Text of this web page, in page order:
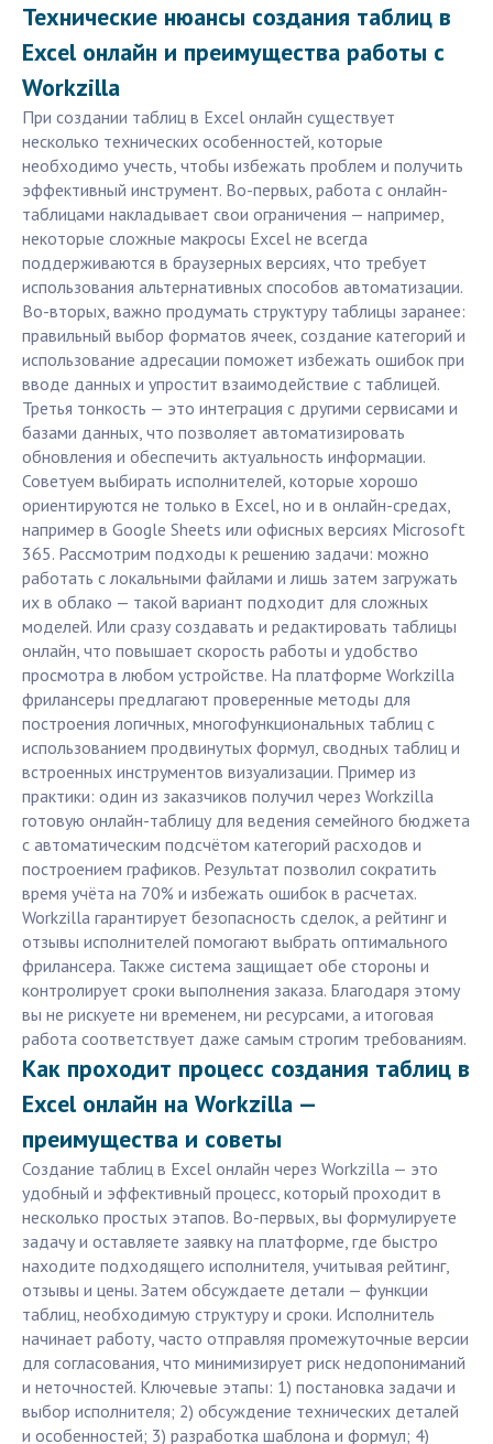
Технические нюансы создания таблиц в
Excel онлайн и преимущества работы с
Workzilla
При создании таблиц в Excel онлайн существует
несколько технических особенностей, которые
необходимо учесть, чтобы избежать проблем и получить
эффективный инструмент. Во-первых, работа с онлайн-
таблицами накладывает свои ограничения — например,
некоторые сложные макросы Excel не всегда
поддерживаются в браузерных версиях, что требует
использования альтернативных способов автоматизации.
Во-вторых, важно продумать структуру таблицы заранее:
правильный выбор форматов ячеек, создание категорий и
использование адресации поможет избежать ошибок при
вводе данных и упростит взаимодействие с таблицей.
Третья тонкость — это интеграция с другими сервисами и
базами данных, что позволяет автоматизировать
обновления и обеспечить актуальность информации.
Советуем выбирать исполнителей, которые хорошо
ориентируются не только в Excel, но и в онлайн-средах,
например в Google Sheets или офисных версиях Microsoft
365. Рассмотрим подходы к решению задачи: можно
работать с локальными файлами и лишь затем загружать
их в облако — такой вариант подходит для сложных
моделей. Или сразу создавать и редактировать таблицы
онлайн, что повышает скорость работы и удобство
просмотра в любом устройстве. На платформе Workzilla
фрилансеры предлагают проверенные методы для
построения логичных, многофункциональных таблиц с
использованием продвинутых формул, сводных таблиц и
встроенных инструментов визуализации. Пример из
практики: один из заказчиков получил через Workzilla
готовую онлайн-таблицу для ведения семейного бюджета
с автоматическим подсчётом категорий расходов и
построением графиков. Результат позволил сократить
время учёта на 70% и избежать ошибок в расчетах.
Workzilla гарантирует безопасность сделок, а рейтинг и
отзывы исполнителей помогают выбрать оптимального
фрилансера. Также система защищает обе стороны и
контролирует сроки выполнения заказа. Благодаря этому
вы не рискуете ни временем, ни ресурсами, а итоговая
работа соответствует даже самым строгим требованиям.
Как проходит процесс создания таблиц в
Excel онлайн на Workzilla —
преимущества и советы
Создание таблиц в Excel онлайн через Workzilla — это
удобный и эффективный процесс, который проходит в
несколько простых этапов. Во-первых, вы формулируете
задачу и оставляете заявку на платформе, где быстро
находите подходящего исполнителя, учитывая рейтинг,
отзывы и цены. Затем обсуждаете детали — функции
таблиц, необходимую структуру и сроки. Исполнитель
начинает работу, часто отправляя промежуточные версии
для согласования, что минимизирует риск недопониманий
и неточностей. Ключевые этапы: 1) постановка задачи и
выбор исполнителя; 2) обсуждение технических деталей
и особенностей; 3) разработка шаблона и формул; 4)